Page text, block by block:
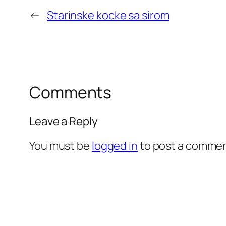
← Starinske kocke sa sirom
Comments
Leave a Reply
You must be logged into post a